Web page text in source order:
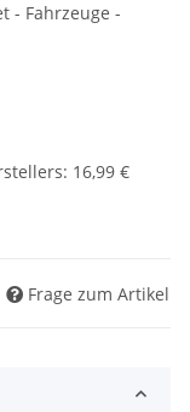
- Fahrzeuge -
: 16,99 €
Frage zum Artikel